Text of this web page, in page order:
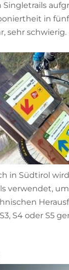
Singletrails
in fünf
sehr schwierig.
in Südtirol
verwendet,
S3, S4 oder S5